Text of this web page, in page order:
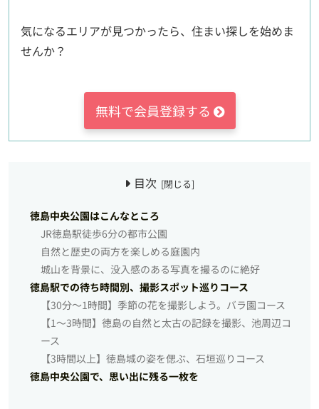
気になるエリアが見つかったら、住まい探しを始めま
せんか？
無料で会員登録する
目次
徳島中央公園はこんなところ
JR徳島駅徒歩6分の都市公園
自然と歴史の両方を楽しめる庭園内
城山を背景に、没入感のある写真を撮るのに絶好
徳島駅での待ち時間別、撮影スポット巡りコース
【30分～1時間】季節の花を撮影しよう。バラ園コース
【1～3時間】徳島の自然と太古の記録を撮影、池周辺コ
ース
【3時間以上】徳島城の姿を偲ぶ、石垣巡りコース
徳島中央公園で、思い出に残る一枚を